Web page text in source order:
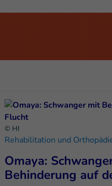
© HI
Rehabilitation und
Omaya:
Behinderung auf